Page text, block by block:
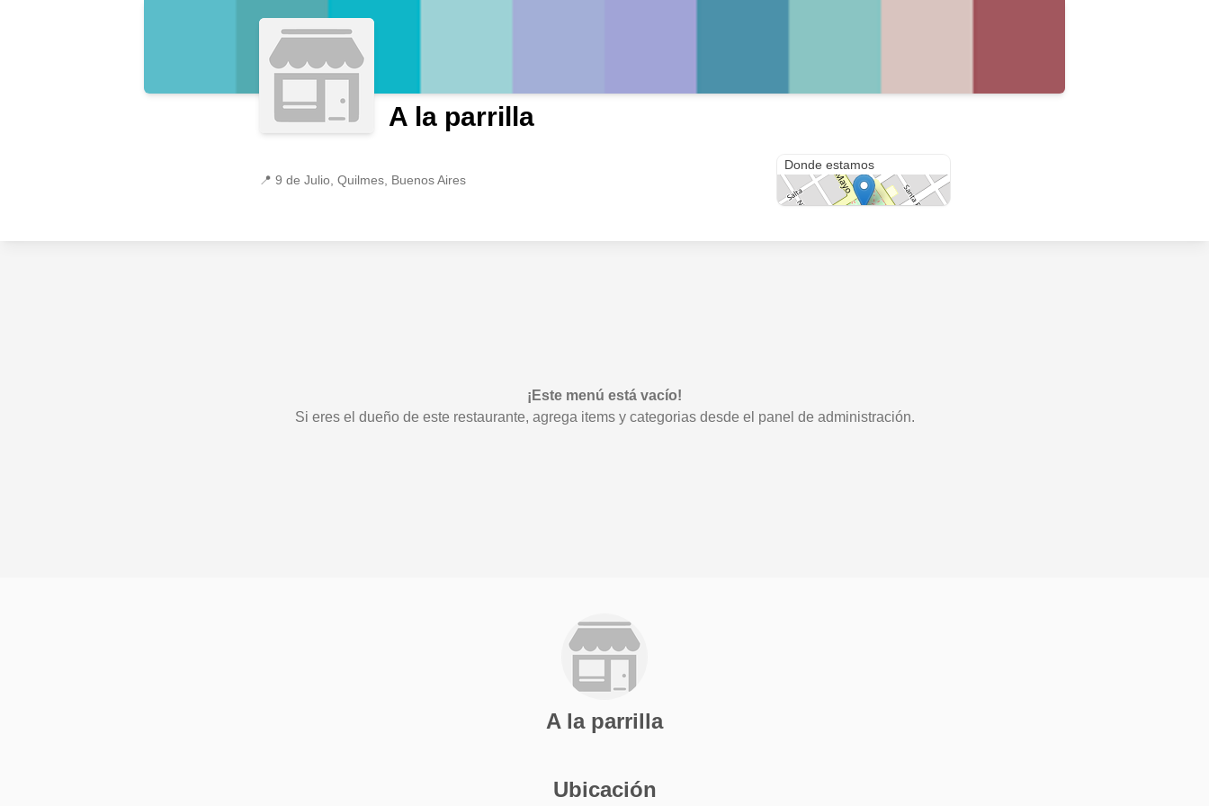
A la parrilla
📍 9 de Julio, Quilmes, Buenos Aires
Donde estamos
¡Este menú está vacío!
Si eres el dueño de este restaurante, agrega items y categorias desde el panel de administración.
A la parrilla
Ubicación